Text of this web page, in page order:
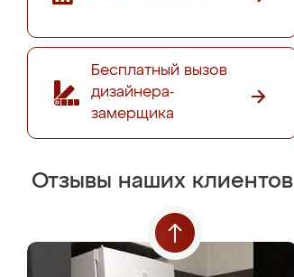
Бесплатный вызов
дизайнера-
замерщика
Отзывы наших клиентов